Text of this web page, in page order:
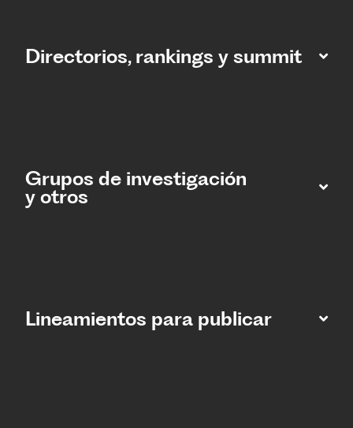
Directorios, rankings y summit
Grupos de investigación
y otros
Lineamientos para publicar